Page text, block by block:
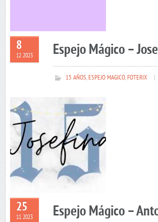
8
12 2023 Espejo Mágico –
15 AÑOS,ESPEJO MAGICO,FOTERIX
25
11 2023 Espejo Mágico –